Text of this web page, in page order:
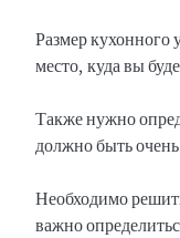
Размер кухонного
место, куда вы
Также нужно
должно быть
Необходимо
важно